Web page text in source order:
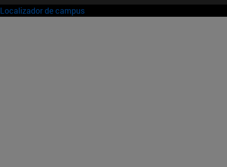
Localizador de campus